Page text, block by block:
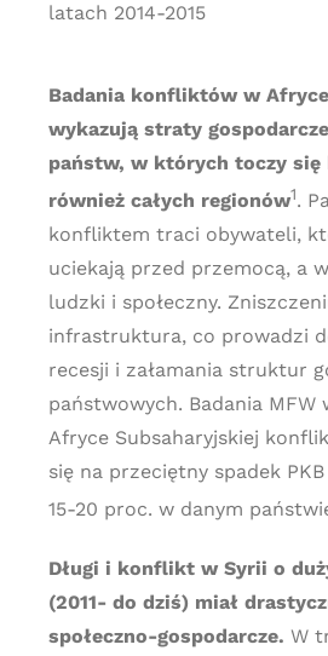
latach 2014-2015
Badania konfliktów w
wykazują straty
państw, w których toczy
również całych regionów1.
konfliktem traci obywateli,
uciekają przed przemocą, a
ludzki i społeczny.
infrastruktura, co prowadzi
recesji i załamania struktur
państwowych. Badania MFW
Afryce Subsaharyjskiej
się na przeciętny spadek
15-20 proc. w danym
Długi i konflikt w Syrii o
(2011- do dziś) miał
społeczno-gospodarcze. W